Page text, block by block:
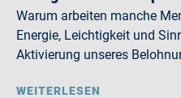
Warum arbeiten manche
Energie, Leichtigkeit und
Aktivierung unseres
WEITERLESEN